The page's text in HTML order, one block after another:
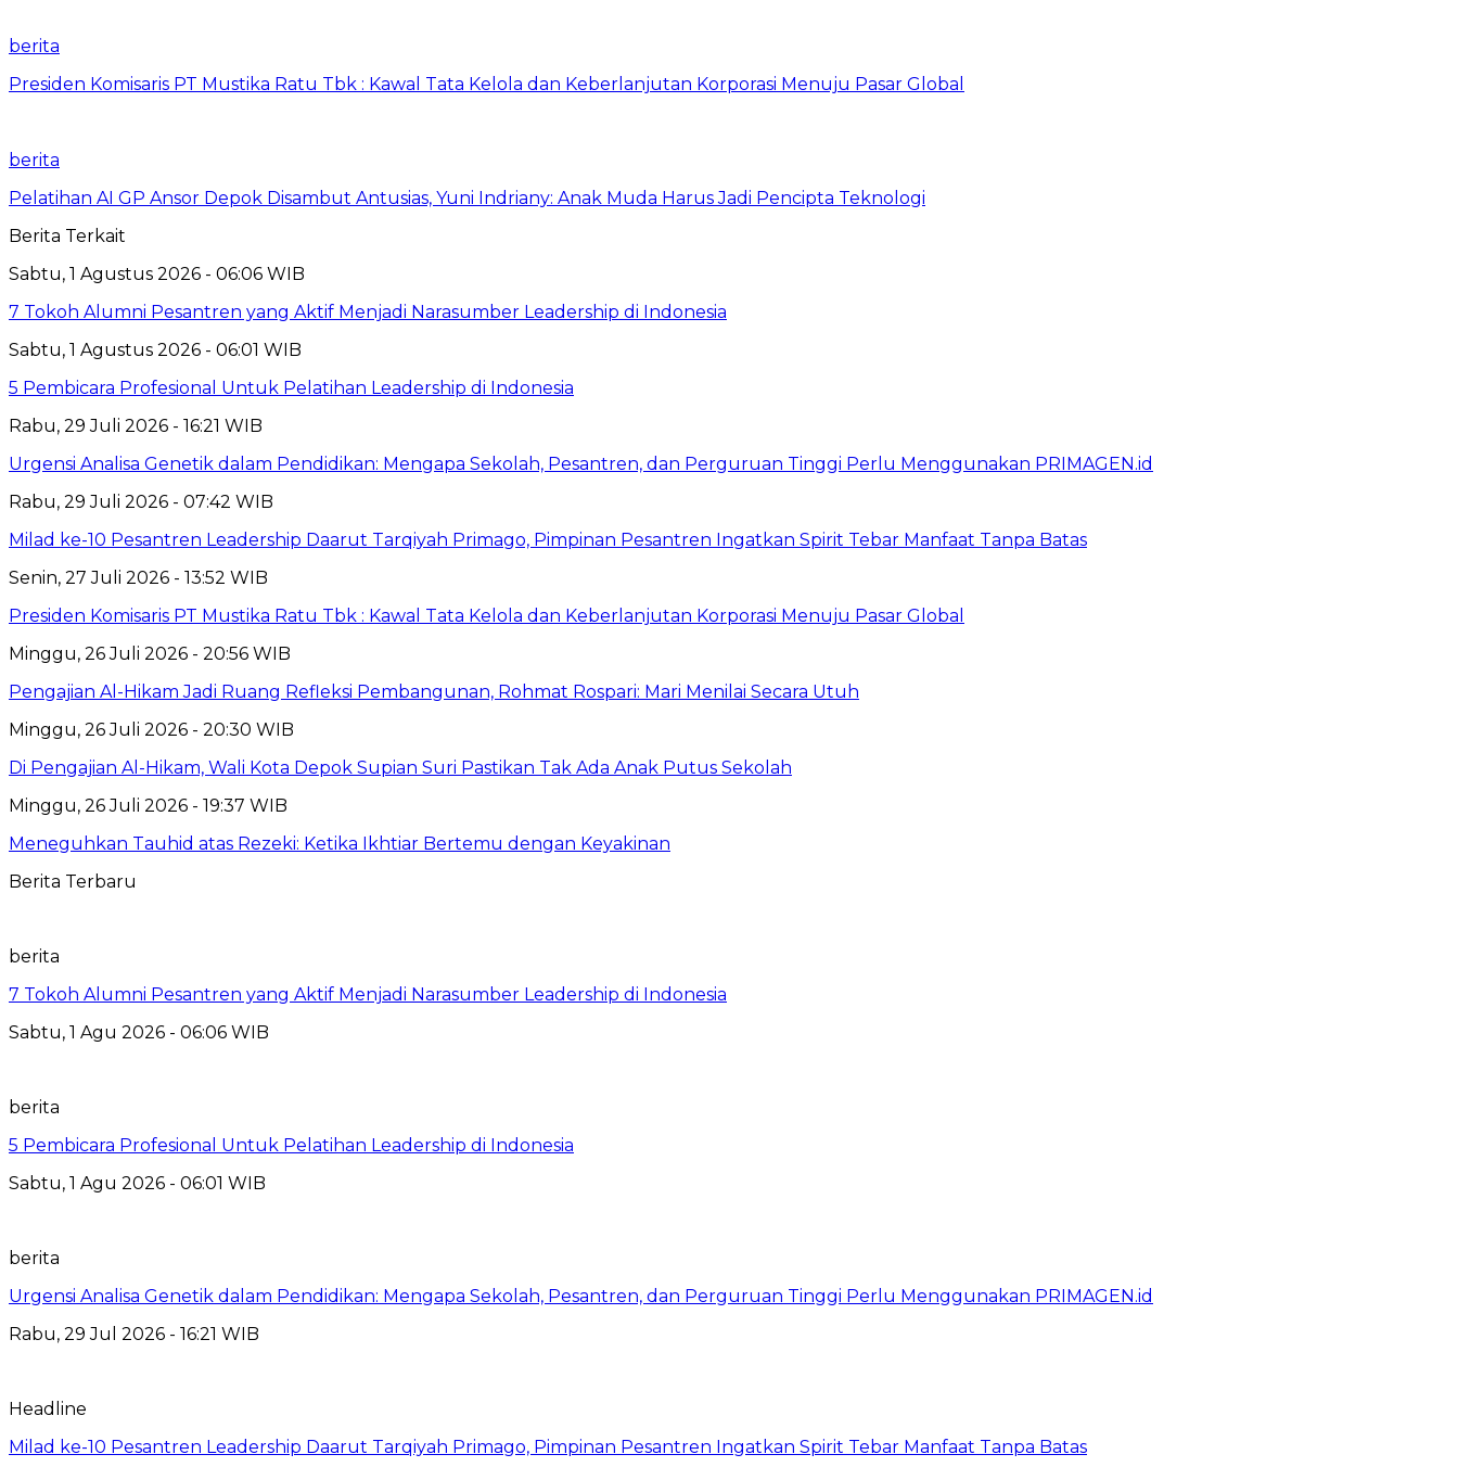
berita
Presiden Komisaris PT Mustika Ratu Tbk : Kawal Tata Kelola dan Keberlanjutan Korporasi Menuju Pasar Global
berita
Pelatihan AI GP Ansor Depok Disambut Antusias, Yuni Indriany: Anak Muda Harus Jadi Pencipta Teknologi
Berita Terkait
Sabtu, 1 Agustus 2026 - 06:06 WIB
7 Tokoh Alumni Pesantren yang Aktif Menjadi Narasumber Leadership di Indonesia
Sabtu, 1 Agustus 2026 - 06:01 WIB
5 Pembicara Profesional Untuk Pelatihan Leadership di Indonesia
Rabu, 29 Juli 2026 - 16:21 WIB
Urgensi Analisa Genetik dalam Pendidikan: Mengapa Sekolah, Pesantren, dan Perguruan Tinggi Perlu Menggunakan PRIMAGEN.id
Rabu, 29 Juli 2026 - 07:42 WIB
Milad ke-10 Pesantren Leadership Daarut Tarqiyah Primago, Pimpinan Pesantren Ingatkan Spirit Tebar Manfaat Tanpa Batas
Senin, 27 Juli 2026 - 13:52 WIB
Presiden Komisaris PT Mustika Ratu Tbk : Kawal Tata Kelola dan Keberlanjutan Korporasi Menuju Pasar Global
Minggu, 26 Juli 2026 - 20:56 WIB
Pengajian Al-Hikam Jadi Ruang Refleksi Pembangunan, Rohmat Rospari: Mari Menilai Secara Utuh
Minggu, 26 Juli 2026 - 20:30 WIB
Di Pengajian Al-Hikam, Wali Kota Depok Supian Suri Pastikan Tak Ada Anak Putus Sekolah
Minggu, 26 Juli 2026 - 19:37 WIB
Meneguhkan Tauhid atas Rezeki: Ketika Ikhtiar Bertemu dengan Keyakinan
Berita Terbaru
berita
7 Tokoh Alumni Pesantren yang Aktif Menjadi Narasumber Leadership di Indonesia
Sabtu, 1 Agu 2026 - 06:06 WIB
berita
5 Pembicara Profesional Untuk Pelatihan Leadership di Indonesia
Sabtu, 1 Agu 2026 - 06:01 WIB
berita
Urgensi Analisa Genetik dalam Pendidikan: Mengapa Sekolah, Pesantren, dan Perguruan Tinggi Perlu Menggunakan PRIMAGEN.id
Rabu, 29 Jul 2026 - 16:21 WIB
Headline
Milad ke-10 Pesantren Leadership Daarut Tarqiyah Primago, Pimpinan Pesantren Ingatkan Spirit Tebar Manfaat Tanpa Batas